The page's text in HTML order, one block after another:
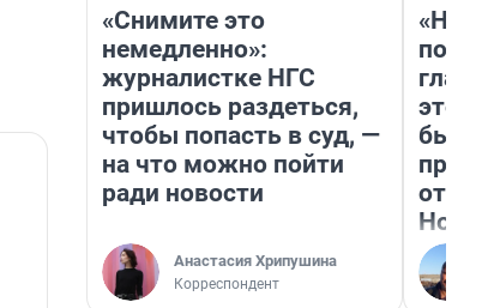
«Снимите это
немедленно»:
журналистке НГС
пришлось раздеться,
чтобы попасть в суд, —
на что можно пойти
ради новости
Анастасия Хрипушина
Корреспондент
этого
бьет